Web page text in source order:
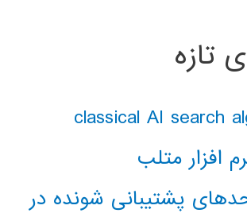
تازه
افزار متلب
پشتیبانی شونده در